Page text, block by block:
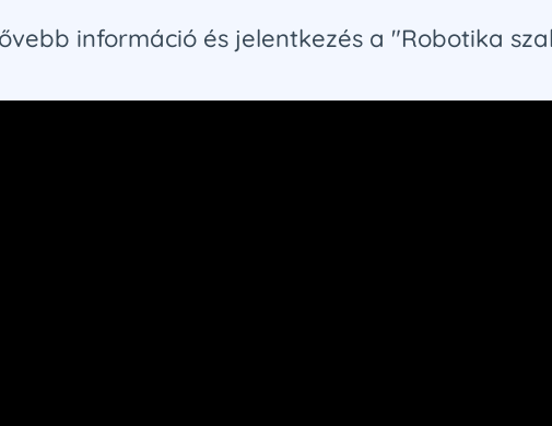
információ és jelentkezés a "Robotika